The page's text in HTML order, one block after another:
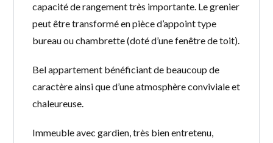
capacité de rangement très importante. Le grenier
peut être transformé en pièce d’appoint type
bureau ou chambrette (doté d’une fenêtre de toit).
Bel appartement bénéficiant de beaucoup de
caractère ainsi que d’une atmosphère conviviale et
chaleureuse.
Immeuble avec gardien, très bien entretenu,